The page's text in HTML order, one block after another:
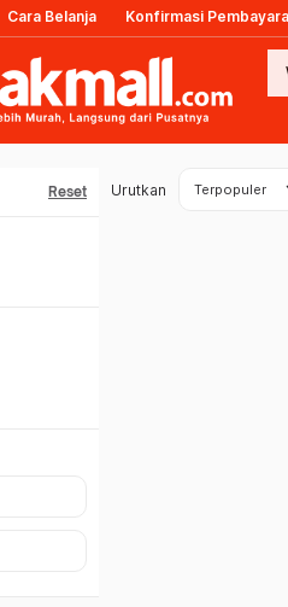
Cara Belanja Konfirmasi
Reset Urutkan Terpopuler